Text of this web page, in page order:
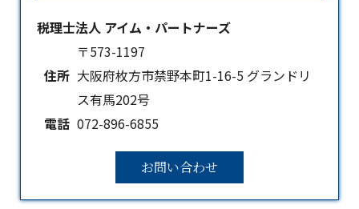
税理士法人 アイム・パートナーズ
住所
〒573-1197
大阪府枚方市禁野本町1-16-5 グランドリ
ス有馬202号
電話 072-896-6855
お問い合わせ